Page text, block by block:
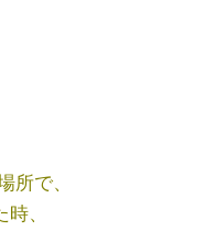
で、
、